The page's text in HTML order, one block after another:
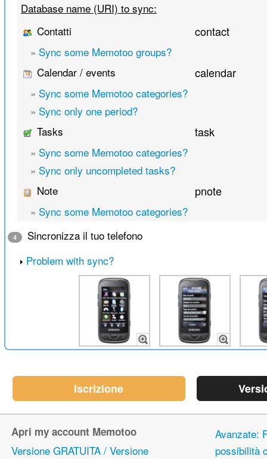
Database name (URI) to sync:
Contatti
contact
» Sync some Memotoo groups?
Calendar / events
calendar
» Sync some Memotoo categories?
» Sync only one period?
Tasks
task
» Sync some Memotoo categories?
» Sync only uncompleted tasks?
Note
pnote
» Sync some Memotoo categories?
4
Sincronizza il tuo telefono
Problem with sync?
Iscrizione
Apri my account Memotoo
Versione GRATUITA / Versione
Avanzate:
possibilità